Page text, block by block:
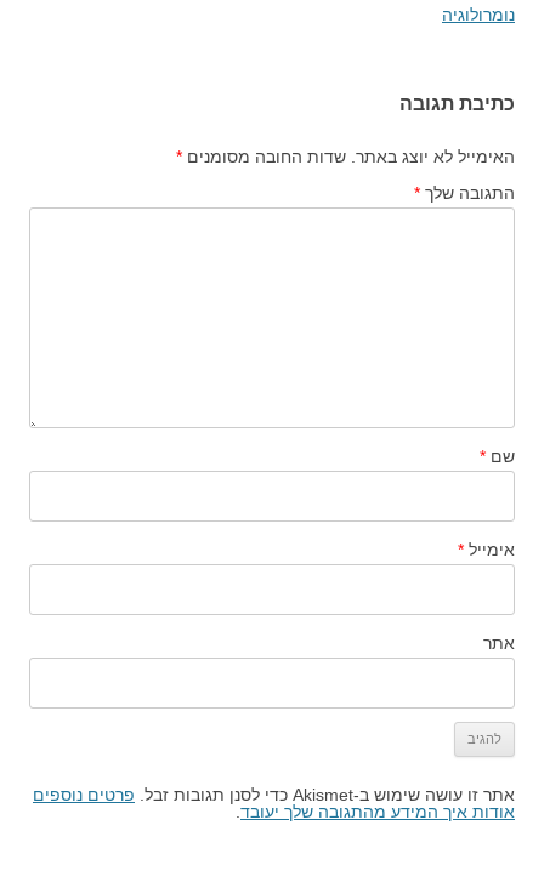
בפוסטים
נומרולוגיה
כתיבת תגובה
האימייל לא יוצג באתר. שדות החובה מסומנים *
התגובה שלך *
שם *
אימייל *
אתר
אתר זו עושה שימוש ב-Akismet כדי לסנן תגובות זבל.
פרטים נוספים
אודות איך המידע מהתגובה שלך יעובד.